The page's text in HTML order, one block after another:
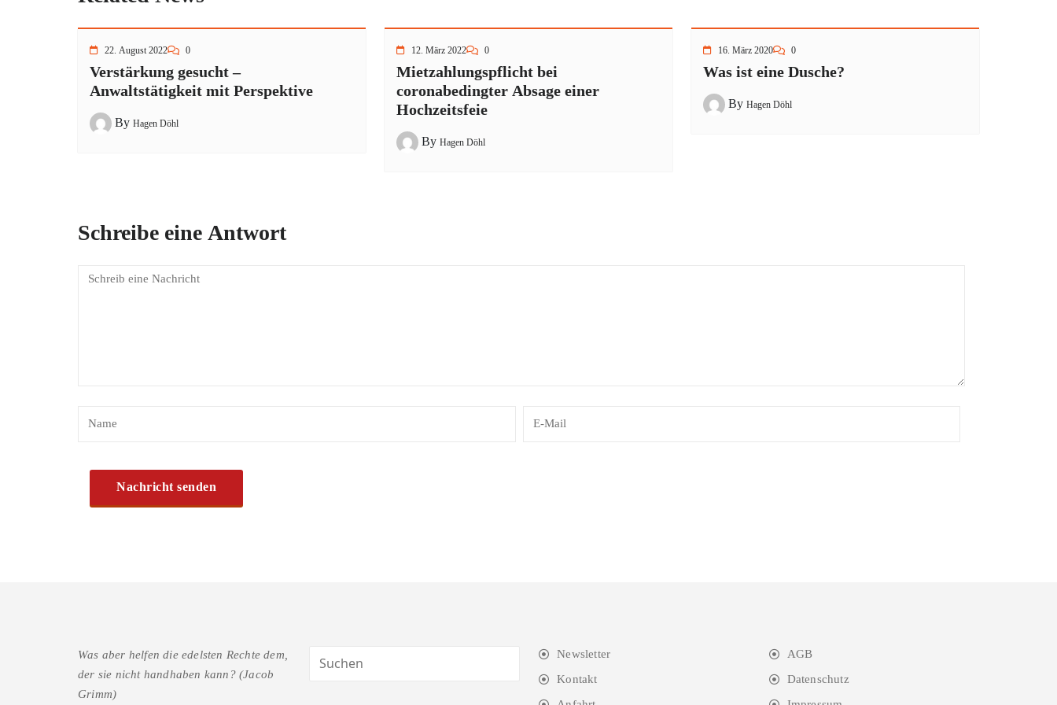
22. August 2022 0
Verstärkung gesucht –
Anwaltstätigkeit mit Perspektive
By Hagen Döhl
12. März 2022 0
Mietzahlungspflicht bei
coronabedingter Absage einer
Hochzeitsfeie
By Hagen Döhl
16. März 2020 0
Was ist eine Dusche?
By Hagen Döhl
Schreibe eine Antwort
Was aber helfen die edelsten Rechte dem,
der sie nicht handhaben kann? (Jacob
Grimm)
Newsletter
Kontakt
AGB
Datenschutz